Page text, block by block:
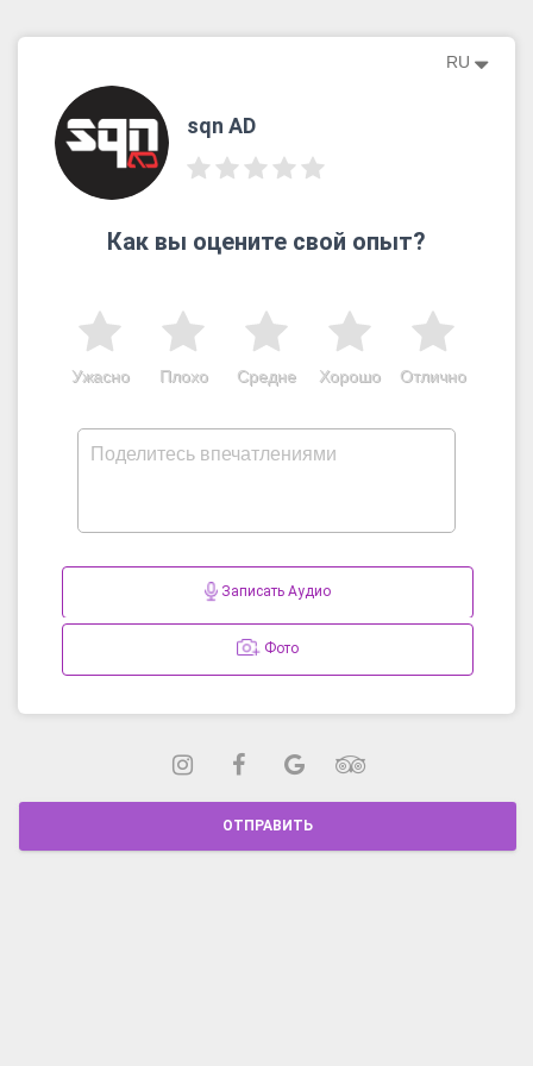
RU
sqn AD
Как вы оцените свой опыт?
Отлично
Хорошо
Средне
Плохо
Ужасно
Записать Аудио
Фото
ОТПРАВИТЬ